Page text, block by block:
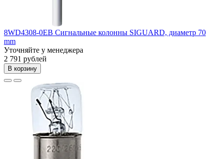
8WD4308-0EB Сигнальные колонны SIGUARD, диаметр 70
mm
Уточняйте у менеджера
2 791 рублей
В корзину